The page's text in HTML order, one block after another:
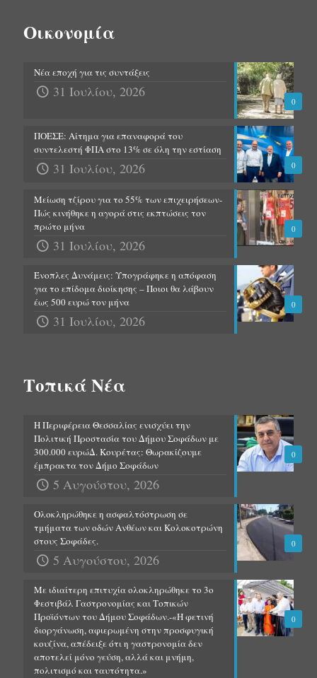
Οικονομία
0
Νέα εποχή για τις συντάξεις
31 Ιουλίου, 2026
0
ΠΟΕΣΕ: Αίτημα για επαναφορά του
συντελεστή ΦΠΑ στο 13% σε όλη την εστίαση
31 Ιουλίου, 2026
0
Μείωση τζίρου για το 55% των επιχειρήσεων-
Πώς κινήθηκε η αγορά στις εκπτώσεις τον
πρώτο μήνα
31 Ιουλίου, 2026
0
Ένοπλες Δυνάμεις: Υπογράφηκε η απόφαση
για το επίδομα διοίκησης – Ποιοι θα λάβουν
έως 500 ευρώ τον μήνα
31 Ιουλίου, 2026
Τοπικά Νέα
0
Η Περιφέρεια Θεσσαλίας ενισχύει την
Πολιτική Προστασία του Δήμου Σοφάδων με
300.000 ευρώΔ. Κουρέτας: Θωρακίζουμε
έμπρακτα τον Δήμο Σοφάδων
5 Αυγούστου, 2026
0
Ολοκληρώθηκε η ασφαλτόστρωση σε
τμήματα των οδών Ανθέων και Κολοκοτρώνη
στους Σοφάδες.
5 Αυγούστου, 2026
0
Με ιδιαίτερη επιτυχία ολοκληρώθηκε το 3ο
Φεστιβάλ Γαστρονομίας και Τοπικών
Προϊόντων του Δήμου Σοφάδων.-«Η φετινή
διοργάνωση, αφιερωμένη στην προσφυγική
κουζίνα, απέδειξε ότι η γαστρονομία δεν
αποτελεί μόνο γεύση, αλλά και μνήμη,
πολιτισμό και ταυτότητα.»